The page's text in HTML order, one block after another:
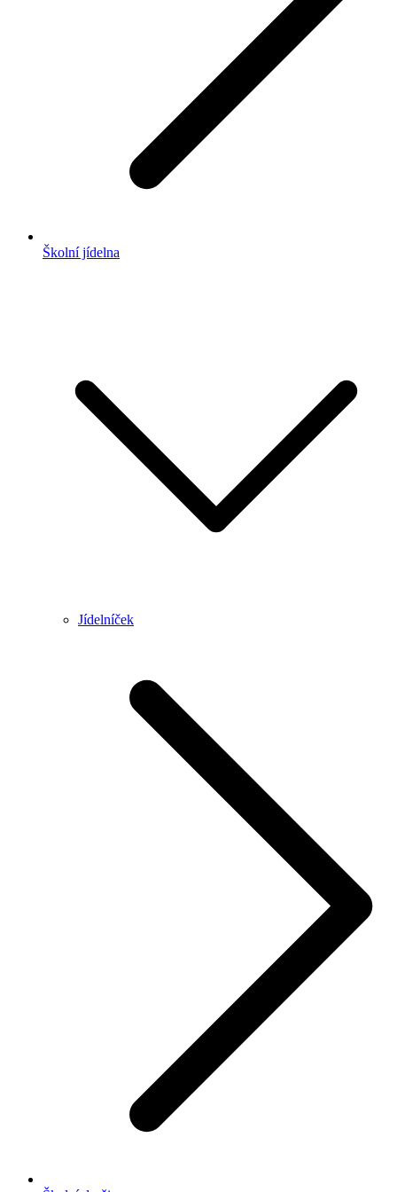
Školní jídelna
Jídelníček